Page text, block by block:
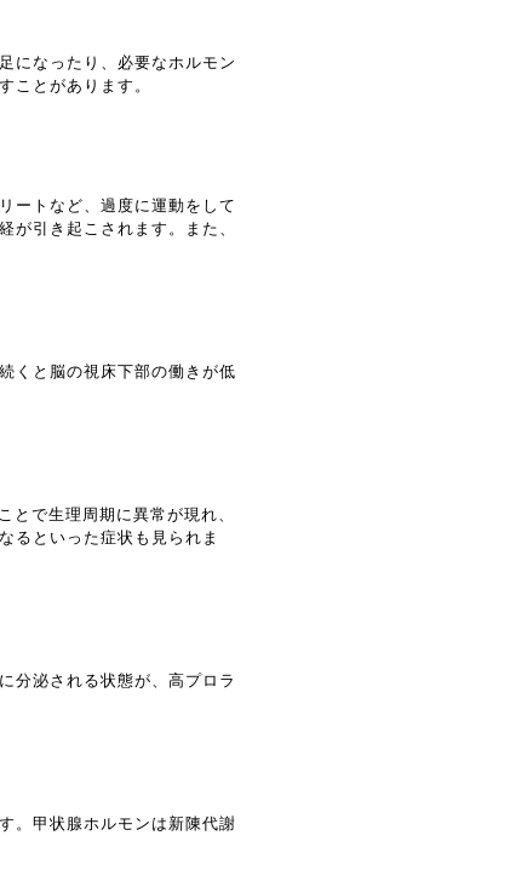
になったり、必要なホルモン
ことがあります。
ートなど、過度に運動をして
が引き起こされます。また、
くと脳の視床下部の働きが低
で生理周期に異常が現れ、
るといった症状も見られま
分泌される状態が、高プロラ
。甲状腺ホルモンは新陳代謝